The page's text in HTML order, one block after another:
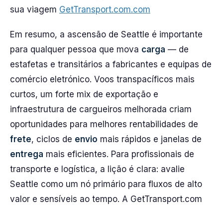
sua viagem GetTransport.com.com
Em resumo, a ascensão de Seattle é importante
para qualquer pessoa que mova carga — de
estafetas e transitários a fabricantes e equipas de
comércio eletrónico. Voos transpacíficos mais
curtos, um forte mix de exportação e
infraestrutura de cargueiros melhorada criam
oportunidades para melhores rentabilidades de
frete, ciclos de envio mais rápidos e janelas de
entrega mais eficientes. Para profissionais de
transporte e logística, a lição é clara: avalie
Seattle como um nó primário para fluxos de alto
valor e sensíveis ao tempo. A GetTransport.com